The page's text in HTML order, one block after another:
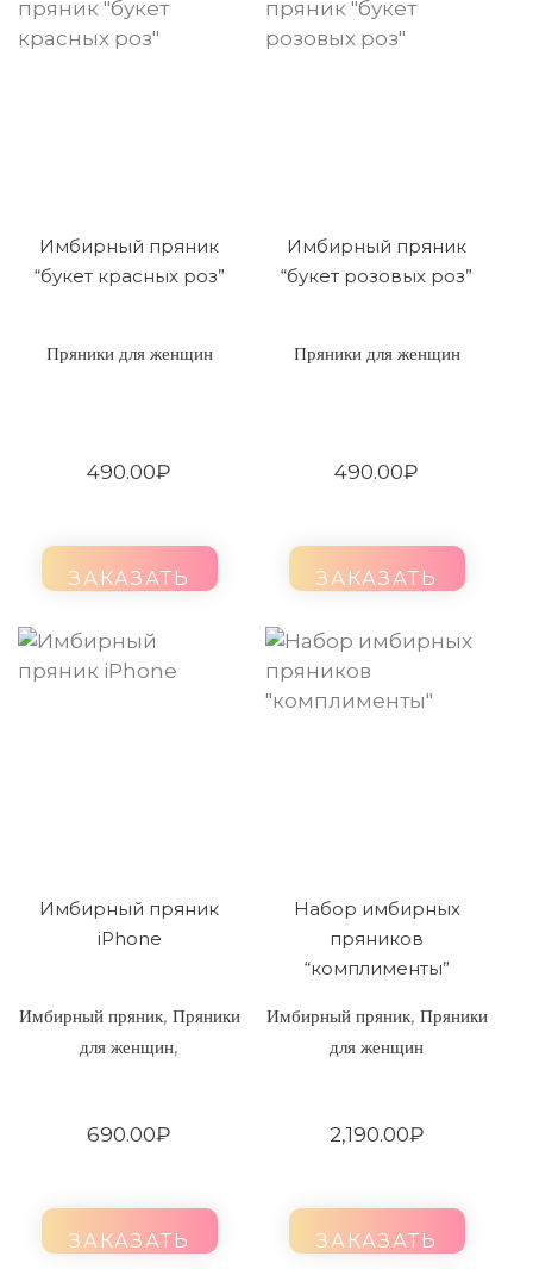
Имбирный пряник
“букет красных роз”
Пряники для женщин
490.00₽
ЗАКАЗАТЬ
Имбирный пряник
“букет розовых роз”
Пряники для женщин
490.00₽
ЗАКАЗАТЬ
Имбирный пряник
iPhone
Имбирный пряник, Пряники
для женщин,
690.00₽
ЗАКАЗАТЬ
Набор имбирных
пряников
“комплименты”
Имбирный пряник, Пряники
для женщин
2,190.00₽
ЗАКАЗАТЬ